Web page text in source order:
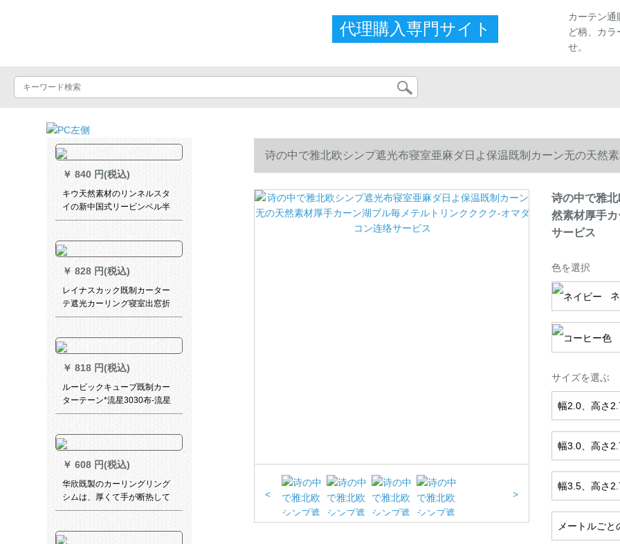
代理購入専門サイト
カーテン通
ど柄、カ
せ。
￥ 840 円(税込)
キウ天然素材のリンネルスタ
イの新中国式リービンベル半
遮光の厚い手カーンテーン既
高2.7 mカースタム幅1 m(打穴
ナノリング)
￥ 828 円(税込)
レイナスカック既制カーター
テ遮光カーリング寝室出窓折
れ紋黄色1.5メトル幅*2.6メト
枚
￥ 818 円(税込)
ルービックキューブ既制カー
ターテーン*流星3030布-流星
(灰色)1メトルオーダ·カーン価
￥ 608 円(税込)
华欣既製のカーリングリング
シムは、厚くて手が断热して
UVカーターの防光遮光リング
ーン【米色布】白纱1米价をプ
诗の中で雅北欧シンプ遮光布寝室亜麻ダ日よ保温既制カーン无の天然
コン连络サービス
< >
诗の中で雅
然素材厚手
サービス
色を選択
サイズを選ぶ
幅2.0、高さ
幅3.0、高さ
幅3.5、高さ
メートルご